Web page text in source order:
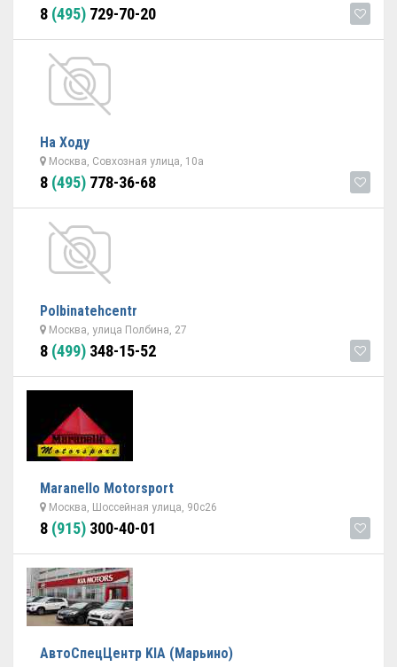
8 (495) 729-70-20
На Ходу
Москва, Совхозная улица, 10а
8 (495) 778-36-68
Polbinatehcentr
Москва, улица Полбина, 27
8 (499) 348-15-52
Maranello Motorsport
Москва, Шоссейная улица, 90с26
8 (915) 300-40-01
АвтоСпецЦентр KIA (Марьино)